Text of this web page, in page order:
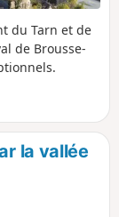
du Tarn et de
de Brousse-
la vallée